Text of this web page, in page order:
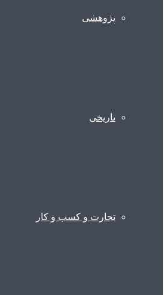
پژوهشی
تاریخی
تجارت و کسب و کار